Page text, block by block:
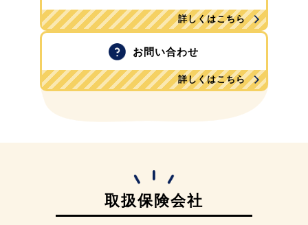
詳しくはこちら
お問い合わせ
詳しくはこちら
取扱保険会社